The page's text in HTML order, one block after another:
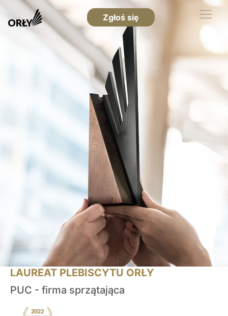
Zgłoś się
LAUREAT PLEBISCYTU ORŁY
PUC - firma sprzątająca